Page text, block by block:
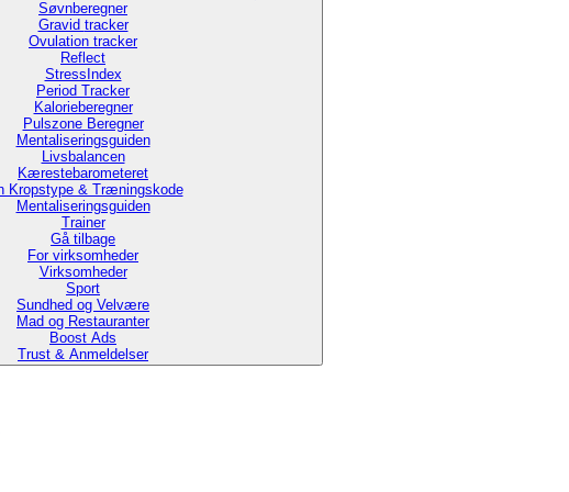
Søvnberegner
Gravid tracker
Ovulation tracker
Reflect
StressIndex
Period Tracker
Kalorieberegner
Pulszone Beregner
Mentaliseringsguiden
Livsbalancen
Kærestebarometeret
Kropstype & Træningskode
Mentaliseringsguiden
Trainer
Gå tilbage
For virksomheder
Virksomheder
Sport
Sundhed og Velvære
Mad og Restauranter
Boost Ads
Trust & Anmeldelser